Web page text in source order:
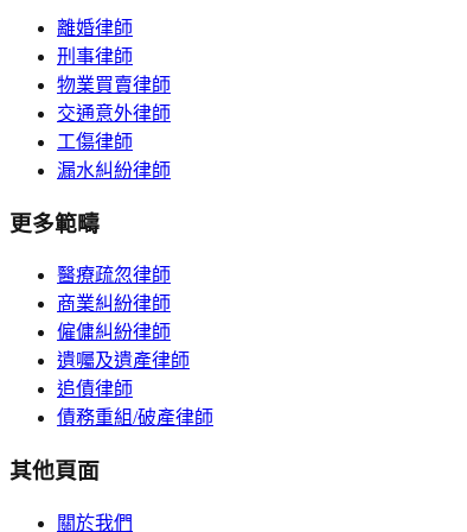
離婚律師
刑事律師
物業買賣律師
交通意外律師
工傷律師
漏水糾紛律師
更多範疇
醫療疏忽律師
商業糾紛律師
僱傭糾紛律師
遺囑及遺產律師
追債律師
債務重組/破產律師
其他頁面
關於我們